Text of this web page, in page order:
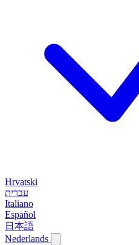
Hrvatski
עברית
Italiano
Español
日本語
Nederlands